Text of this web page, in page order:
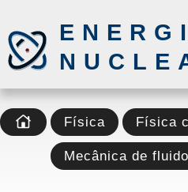
Física Física
Mecânica de